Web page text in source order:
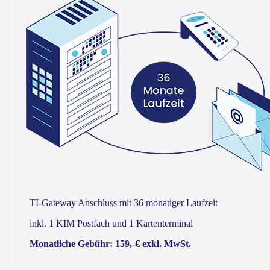
TI-Gateway Anschluss mit 36 monatiger Laufzeit
inkl. 1 KIM Postfach und 1 Kartenterminal
Monatliche Gebühr: 159,-€ exkl. MwSt.